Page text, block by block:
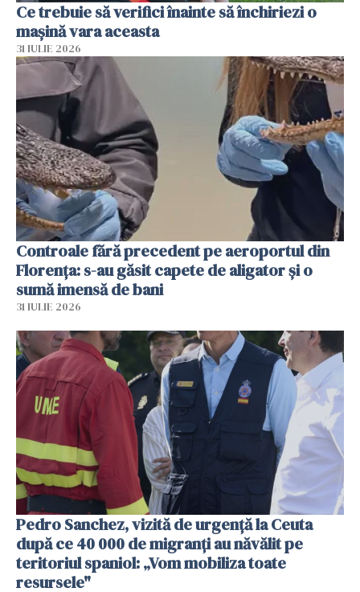
Ce trebuie să verifici înainte să închiriezi o
mașină vara aceasta
31 IULIE 2026
Controale fără precedent pe aeroportul din
Florența: s-au găsit capete de aligator și o
sumă imensă de bani
31 IULIE 2026
Pedro Sanchez, vizită de urgență la Ceuta
după ce 40 000 de migranți au năvălit pe
teritoriul spaniol: „Vom mobiliza toate
resursele"